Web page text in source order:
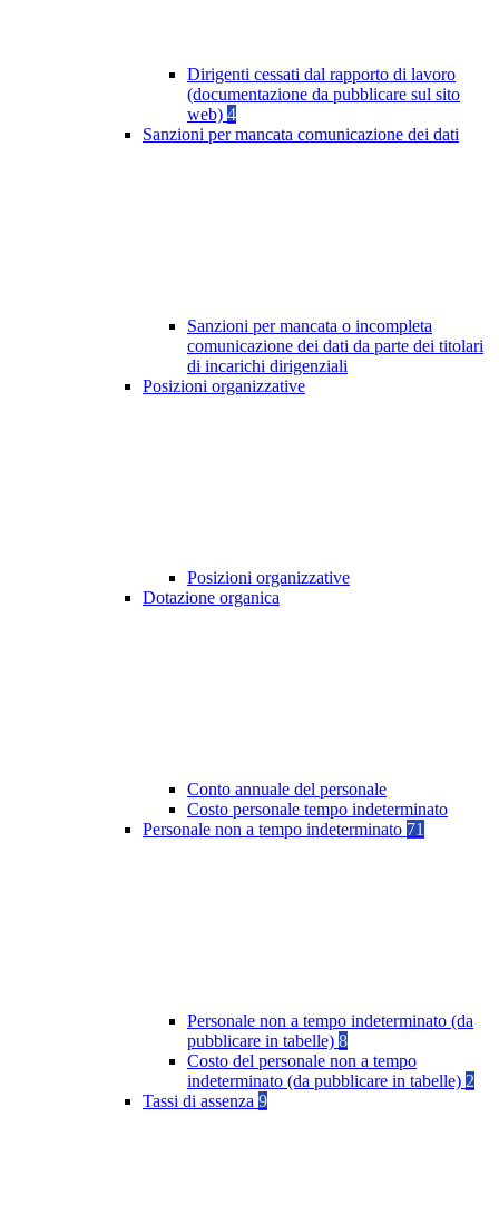
Dirigenti cessati dal rapporto di lavoro
(documentazione da pubblicare sul sito
web) 4
Sanzioni per mancata comunicazione dei dati
Sanzioni per mancata o incompleta
comunicazione dei dati da parte dei titolari
di incarichi dirigenziali
Posizioni organizzative
Posizioni organizzative
Dotazione organica
Conto annuale del personale
Costo personale tempo indeterminato
Personale non a tempo indeterminato 71
Personale non a tempo indeterminato (da
pubblicare in tabelle) 8
Costo del personale non a tempo
indeterminato (da pubblicare in tabelle) 2
Tassi di assenza 9